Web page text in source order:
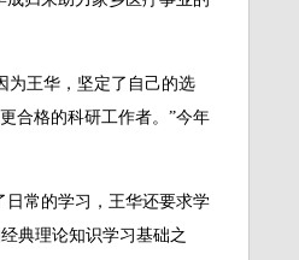
王华，坚定了自己的选
合格的科研工作者。”今年
常的学习，王华还要求学
典理论知识学习基础之